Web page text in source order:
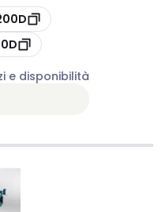
e disponibilità